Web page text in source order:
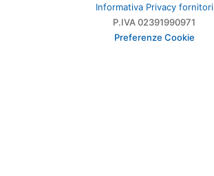
Informativa Privacy fornitori
P.IVA 02391990971
Preferenze Cookie